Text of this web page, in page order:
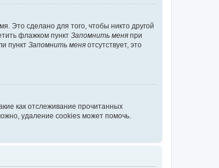
Это сделано для того, чтобы никто другой
флажком пункт Запомнить меня при
пункт Запомнить меня отсутствует, это
как отслеживание прочитанных
удаление cookies может помочь.